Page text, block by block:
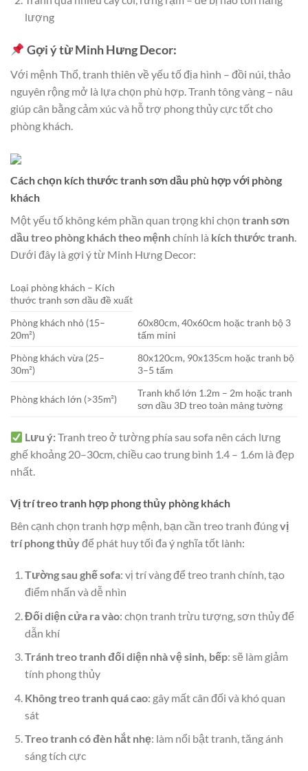
lượng
Gợi ý từ Minh Hưng Decor:
Với mệnh Thổ, tranh thiên về yếu tố địa hình – đồi núi, thảo
nguyên rộng mở là lựa chọn phù hợp. Tranh tông vàng – nâu
giúp cân bằng cảm xúc và hỗ trợ phong thủy cực tốt cho
phòng khách.
Cách chọn kích thước tranh sơn dầu phù hợp với phòng
khách
Một yếu tố không kém phần quan trọng khi chọn tranh sơn
dầu treo phòng khách theo mệnhchính là kích thước tranh
Dưới đây là gợi ý từ Minh Hưng Decor:
Loại phòng khách – Kích
thước tranh sơn dầu đề xuất
Phòng khách nhỏ (15–
20m²)
60x80cm, 40x60cm hoặc tranh bộ 3
tấm mini
Phòng khách vừa (25–
30m²)
80x120cm, 90x135cm hoặc tranh bộ
3–5 tấm
Phòng khách lớn (>35m²)
Tranh khổ lớn 1.2m – 2m hoặc tranh
sơn dầu 3D treo toàn mảng tường
Lưu ý:Tranh treo ở tường phía sau sofa nên cách lưng
ghế khoảng 20–30cm, chiều cao trung bình 1.4 – 1.6m là đẹp
nhất.
Vị trí treo tranh hợp phong thủy phòng khách
Bên cạnh chọn tranh hợp mệnh, bạn cần treo tranh đúngvị
trí phong thủyđể phát huy tối đa ý nghĩa tốt lành:
Tường sau ghế sofa: vị trí vàng để treo tranh chính, tạo
điểm nhấn và dễ nhìn
Đối diện cửa ra vào: chọn tranh trừu tượng, sơn thủy để
dẫn khí
Tránh treo tranh đối diện nhà vệ sinh, bếp: sẽ làm giảm
tính phong thủy
Không treo tranh quá cao: gây mất cân đối và khó quan
sát
Treo tranh có đèn hắt nhẹ: làm nổi bật tranh, tăng ánh
sáng tích cực